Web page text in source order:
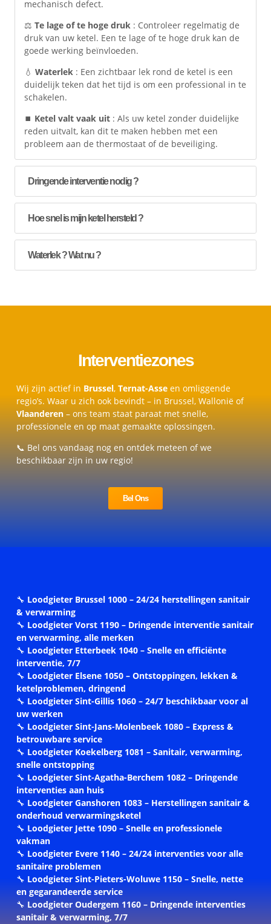
mechanisch defect.
⚖️ Te lage of te hoge druk : Controleer regelmatig de
druk van uw ketel. Een te lage of te hoge druk kan de
goede werking beïnvloeden.
💧 Waterlek : Een zichtbaar lek rond de ketel is een
duidelijk teken dat het tijd is om een professional in te
schakelen.
⏹️ Ketel valt vaak uit : Als uw ketel zonder duidelijke
reden uitvalt, kan dit te maken hebben met een
probleem aan de thermostaat of de beveiliging.
Dringende interventie nodig ?
Hoe snel is mijn ketel hersteld ?
Waterlek ? Wat nu ?
Interventiezones
Wij zijn actief in Brussel, Ternat-Asse en omliggende
regio’s. Waar u zich ook bevindt – in Brussel, Wallonië of
Vlaanderen – ons team staat paraat met snelle,
professionele en op maat gemaakte oplossingen.
📞 Bel ons vandaag nog en ontdek meteen of we
beschikbaar zijn in uw regio!
Bel Ons
🔧 Loodgieter Brussel 1000 – 24/24 herstellingen sanitair
& verwarming
🔧 Loodgieter Vorst 1190 – Dringende interventie sanitair
en verwarming, alle merken
🔧 Loodgieter Etterbeek 1040 – Snelle en efficiënte
interventie, 7/7
🔧 Loodgieter Elsene 1050 – Ontstoppingen, lekken &
ketelproblemen, dringend
🔧 Loodgieter Sint-Gillis 1060 – 24/7 beschikbaar voor al
uw werken
🔧 Loodgieter Sint-Jans-Molenbeek 1080 – Express &
betrouwbare service
🔧 Loodgieter Koekelberg 1081 – Sanitair, verwarming,
snelle ontstopping
🔧 Loodgieter Sint-Agatha-Berchem 1082 – Dringende
interventies aan huis
🔧 Loodgieter Ganshoren 1083 – Herstellingen sanitair &
onderhoud verwarmingsketel
🔧 Loodgieter Jette 1090 – Snelle en professionele
vakman
🔧 Loodgieter Evere 1140 – 24/24 interventies voor alle
sanitaire problemen
🔧 Loodgieter Sint-Pieters-Woluwe 1150 – Snelle, nette
en gegarandeerde service
🔧 Loodgieter Oudergem 1160 – Dringende interventies
sanitair & verwarming, 7/7